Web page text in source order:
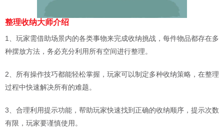
整理收纳大师介绍
1、玩家需借助场景内的各类事物来完成收纳挑战，每件物品都存在多
种摆放方法，务必充分利用所有空间进行整理。
2、所有操作技巧都能轻松掌握，玩家可以制定多种收纳策略，在整理
过程中快速解决所有的难题。
3、合理利用提示功能，帮助玩家快速找到正确的收纳顺序，提示次数
有限，玩家要谨慎使用。